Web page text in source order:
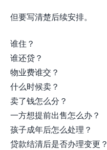
但要写清楚后续安排。
谁住？
谁还贷？
物业费谁交？
什么时候卖？
卖了钱怎么分？
一方想提前出售怎么办？
孩子成年后怎么处理？
贷款结清后是否办理变更？